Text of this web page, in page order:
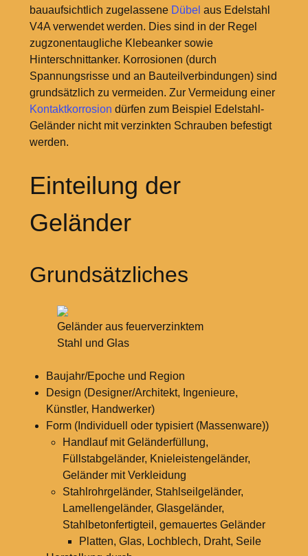
bauaufsichtlich zugelassene Dübel aus Edelstahl
V4A verwendet werden. Dies sind in der Regel
zugzonentaugliche Klebeanker sowie
Hinterschnittanker. Korrosionen (durch
Spannungsrisse und an Bauteilverbindungen) sind
grundsätzlich zu vermeiden. Zur Vermeidung einer
Kontaktkorrosion dürfen zum Beispiel Edelstahl-
Geländer nicht mit verzinkten Schrauben befestigt
werden.
Einteilung der
Geländer
Grundsätzliches
Geländer aus feuerverzinktem
Stahl und Glas
Baujahr/Epoche und Region
Design (Designer/Architekt, Ingenieure,
Künstler, Handwerker)
Form (Individuell oder typisiert (Massenware))
Handlauf mit Geländerfüllung,
Füllstabgeländer, Knieleistengeländer,
Geländer mit Verkleidung
Stahlrohrgeländer, Stahlseilgeländer,
Lamellengeländer, Glasgeländer,
Stahlbetonfertigteil, gemauertes Geländer
Platten, Glas, Lochblech, Draht, Seile